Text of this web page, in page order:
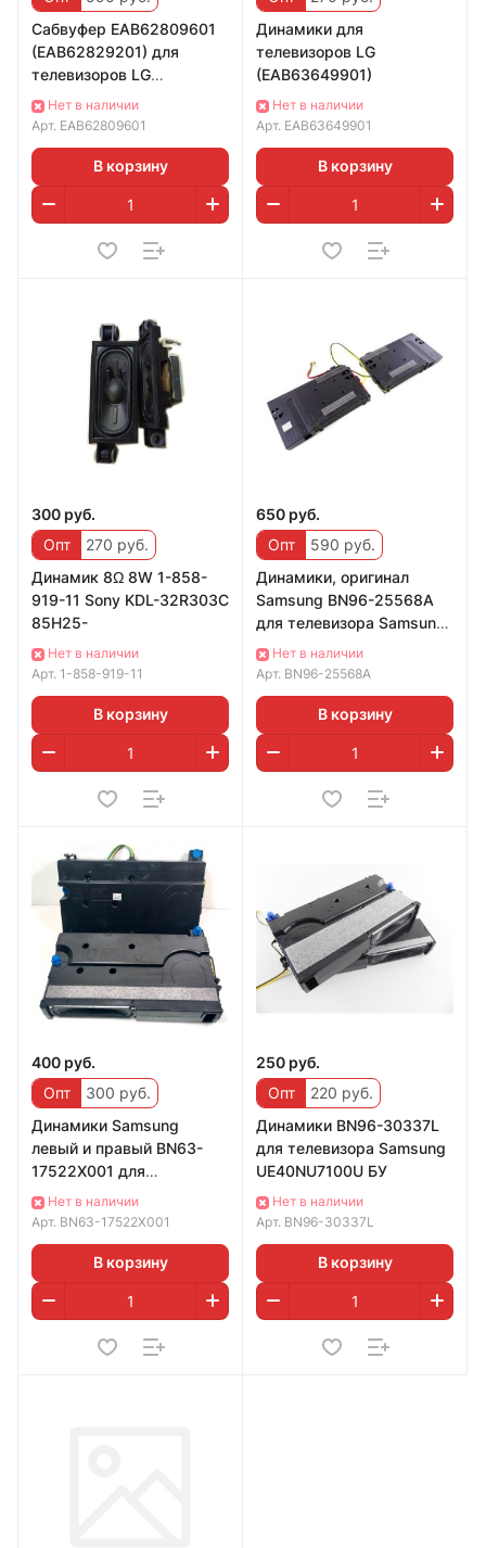
Сабвуфер EAB62809601
(EAB62829201) для
телевизоров LG
42LN655V
Нет в наличии
Арт. EAB62809601
В корзину
Динамики для
телевизоров LG
(EAB63649901)
Нет в наличии
Арт. EAB63649901
В корзину
300 руб.
Опт
270 руб.
Динамик 8Ω 8W 1-858-
919-11 Sony KDL-32R303C
85H25-
Нет в наличии
Арт. 1-858-919-11
В корзину
650 руб.
Опт
590 руб.
Динамики, оригинал
Samsung BN96-25568A
для телевизора Samsung
UE32F4500AK
Нет в наличии
Арт. BN96-25568A
В корзину
400 руб.
Опт
300 руб.
Динамики Samsung
левый и правый BN63-
17522X001 для
телевизора Samsung
UE55RU7400U
Нет в наличии
Арт. BN63-17522X001
В корзину
250 руб.
Опт
220 руб.
Динамики BN96-30337L
для телевизора Samsung
UE40NU7100U БУ
Нет в наличии
Арт. BN96-30337L
В корзину